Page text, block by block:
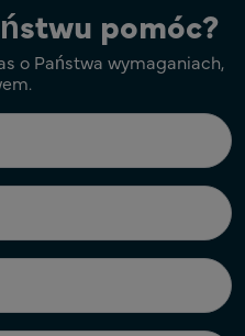
pomóc?
o Państwa wymaganiach,